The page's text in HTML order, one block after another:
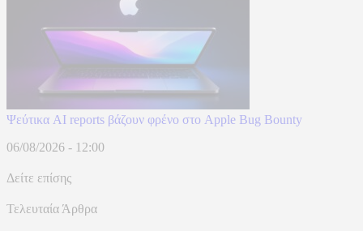
Ψεύτικα AI reports βάζουν φρένο στο Apple Bug Bounty
06/08/2026 - 12:00
Δείτε επίσης
Τελευταία Άρθρα